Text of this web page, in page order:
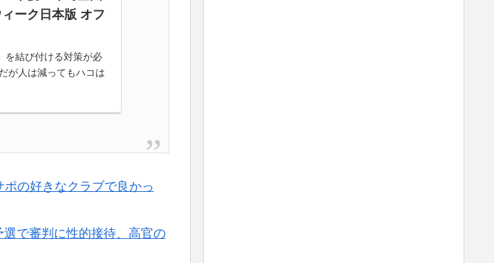
リーへの性的接待発覚！海外
を仕掛けコスピが4%を超え
ーク日本版 オフ
を結び付ける対策が必
が人は減ってもハコは
の好きなクラブで良かっ
で審判に性的接待、高官の